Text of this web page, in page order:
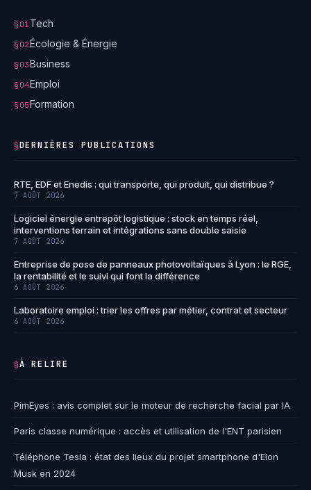
§01 Tech
§02Écologie & Énergie
§03Business
§04Emploi
§05Formation
§DERNIÈRES PUBLICATIONS
RTE, EDF et Enedis : qui transporte, qui produit, qui distribue ?
7 AOÛT 2026
Logiciel énergie entrepôt logistique : stock en temps réel,
interventions terrain et intégrations sans double saisie
7 AOÛT 2026
Entreprise de pose de panneaux photovoltaïques à Lyon : le RGE,
la rentabilité et le suivi qui font la différence
6 AOÛT 2026
Laboratoire emploi : trier les offres par métier, contrat et secteur
6 AOÛT 2026
§À RELIRE
PimEyes : avis complet sur le moteur de recherche facial par IA
Paris classe numérique : accès et utilisation de l'ENT parisien
Téléphone Tesla : état des lieux du projet smartphone d'Elon
Musk en 2024